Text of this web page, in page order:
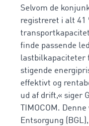
Selvom de
registreret i alt 41
finde passende
lastbilkapaciteter
stigende
effektivt og
ud af drift,« siger
TIMOCOM.
Entsorgung